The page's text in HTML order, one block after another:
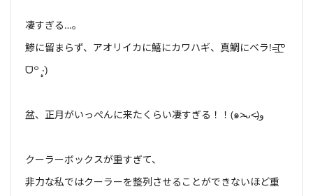
凄すぎる…。
鯵に留まらず、アオリイカに鱚にカワハギ、真鯛にベラ!=͟͟͞͞(꒪
ᗜ꒪ ‧̣̥̇)
盆、正月がいっぺんに来たくらい凄すぎる！！(๑˃̵ᴗ˂̵)و
クーラーボックスが重すぎて、
非力な私ではクーラーを整列させることができないほど重